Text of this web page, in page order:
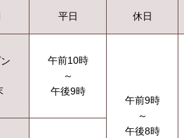
平日 休日
午前10時
～
午後9時
午前9時
～
午後8時